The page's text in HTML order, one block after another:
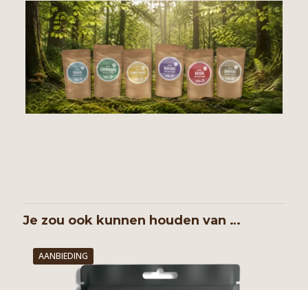
Je zou ook kunnen houden van …
AANBIEDING